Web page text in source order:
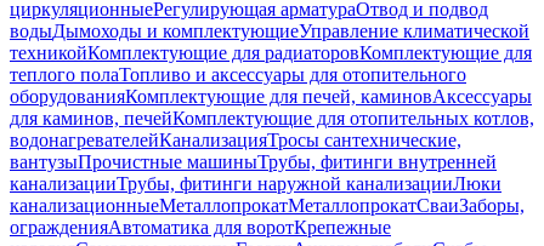
циркуляционныеРегулирующая арматураОтвод и подвод
водыДымоходы и комплектующиеУправление климатической
техникойКомплектующие для радиаторовКомплектующие для
теплого полаТопливо и аксессуары для отопительного
оборудованияКомплектующие для печей, каминовАксессуары
для каминов, печейКомплектующие для отопительных котлов,
водонагревателейКанализацияТросы сантехнические,
вантузыПрочистные машиныТрубы, фитинги внутренней
канализацииТрубы, фитинги наружной канализацииЛюки
канализационныеМеталлопрокатМеталлопрокатСваиЗаборы,
огражденияАвтоматика для воротКрепежные